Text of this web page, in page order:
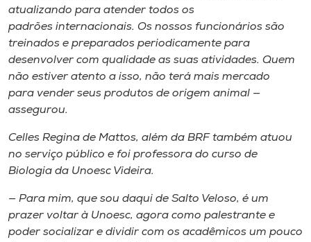
atualizando para atender todos os
padrões internacionais. Os nossos funcionários são
treinados e preparados periodicamente para
desenvolver com qualidade as suas atividades. Quem
não estiver atento a isso, não terá mais mercado
para vender seus produtos de origem animal —
assegurou.
Celles Regina de Mattos, além da BRF também atuou
no serviço público e foi professora do curso de
Biologia da Unoesc Videira.
— Para mim, que sou daqui de Salto Veloso, é um
prazer voltar à Unoesc, agora como palestrante e
poder socializar e dividir com os acadêmicos um pouco